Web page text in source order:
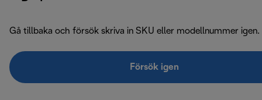
Gå tillbaka och försök skriva in SKU eller modellnummer igen.
Försök igen